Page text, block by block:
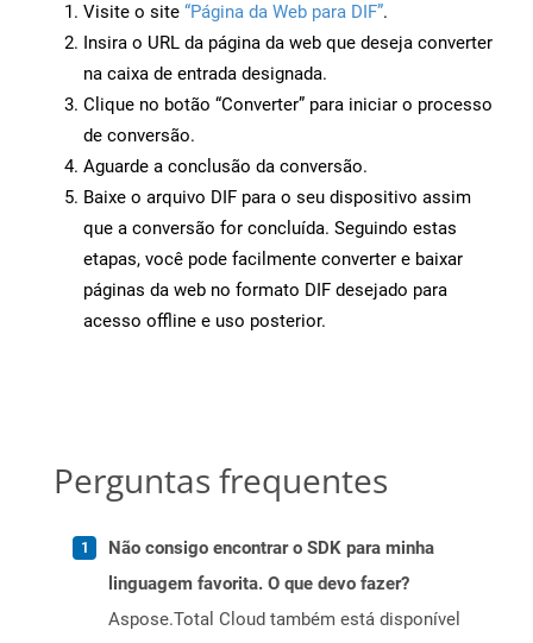
Visite o site “Página da Web para DIF”.
Insira o URL da página da web que deseja converter
na caixa de entrada designada.
Clique no botão “Converter” para iniciar o processo
de conversão.
Aguarde a conclusão da conversão.
Baixe o arquivo DIF para o seu dispositivo assim
que a conversão for concluída. Seguindo estas
etapas, você pode facilmente converter e baixar
páginas da web no formato DIF desejado para
acesso offline e uso posterior.
Perguntas frequentes
Não consigo encontrar o SDK para minha
linguagem favorita. O que devo fazer?
Aspose.Total Cloud também está disponível